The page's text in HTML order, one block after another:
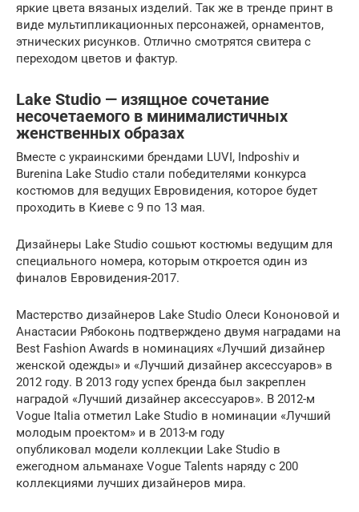
яркие цвета вязаных изделий. Так же в тренде принт в
виде мультипликационных персонажей, орнаментов,
этнических рисунков. Отлично смотрятся свитера с
переходом цветов и фактур.
Lake Studio — изящное сочетание
несочетаемого в минималистичных
женственных образах
Вместе с украинскими брендами LUVI, Indposhiv и
Burenina Lake Studio стали победителями конкурса
костюмов для ведущих Евровидения, которое будет
проходить в Киеве с 9 по 13 мая.
Дизайнеры Lake Studio сошьют костюмы ведущим для
специального номера, которым откроется один из
финалов Евровидения-2017.
Мастерство дизайнеров Lake Studio Олеси Кононовой и
Анастасии Рябоконь подтверждено двумя наградами на
Best Fashion Awards в номинациях «Лучший дизайнер
женской одежды» и «Лучший дизайнер аксессуаров» в
2012 году. В 2013 году успех бренда был закреплен
наградой «Лучший дизайнер аксессуаров». В 2012-м
Vogue Italia отметил Lake Studio в номинации «Лучший
молодым проектом» и в 2013-м году
опубликовал модели коллекции Lake Studio в
ежегодном альманахе Vogue Talents наряду с 200
коллекциями лучших дизайнеров мира.